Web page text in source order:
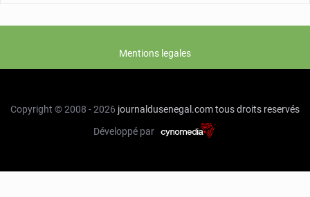
Mentions legales
Copyright © 2008 - 2026 journaldusenegal.comtous droits reservés
Développé par